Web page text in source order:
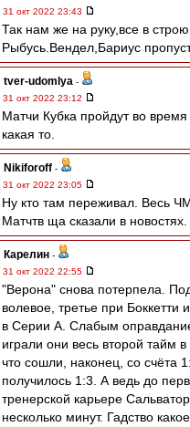
31 окт 2022 23:43
Так нам же на руку,все в
Рыбусь.Вендел,Бариус
tver-udomlya -
31 окт 2022 23:12
Матчи Кубка пройдут во
какая то.
Nikiforoff -
31 окт 2022 23:05
Ну кто там переживал. Весь
Матчтв ща сказали в новостях.
Карелин -
31 окт 2022 22:55
"Верона" снова потерпела.
волевое, третье при Боккетти
в Серии А. Слабым
играли они весь второй тайм
что сошли, наконец, со счёта
получилось 1:3. А ведь до
тренерской карьере
несколько минут. Гадство